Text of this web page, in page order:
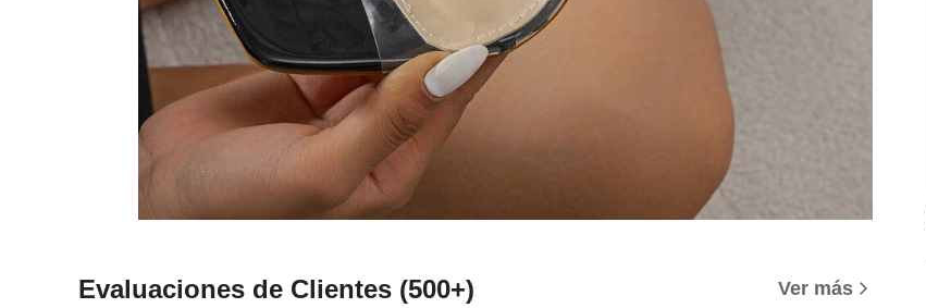
Evaluaciones de Clientes (500+) Ver más